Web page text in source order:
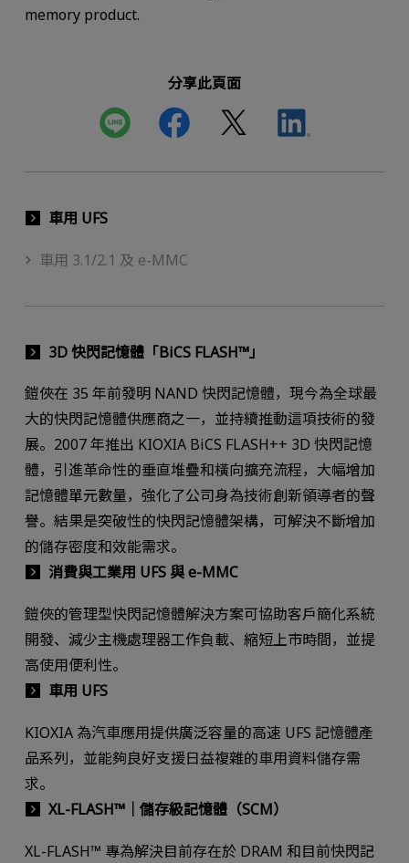
memory product.
分享此頁面
車用 UFS
車用 3.1/2.1 及 e-MMC
3D 快閃記憶體「BiCS FLASH™」
鎧俠在 35 年前發明 NAND 快閃記憶體，現今為全球最
大的快閃記憶體供應商之一，並持續推動這項技術的發
展。2007 年推出 KIOXIA BiCS FLASH++ 3D 快閃記憶
體，引進革命性的垂直堆疊和橫向擴充流程，大幅增加
記憶體單元數量，強化了公司身為技術創新領導者的聲
譽。結果是突破性的快閃記憶體架構，可解決不斷增加
的儲存密度和效能需求。
消費與工業用 UFS 與 e-MMC
鎧俠的管理型快閃記憶體解決方案可協助客戶簡化系統
開發、減少主機處理器工作負載、縮短上市時間，並提
高使用便利性。
車用 UFS
KIOXIA 為汽車應用提供廣泛容量的高速 UFS 記憶體產
品系列，並能夠良好支援日益複雜的車用資料儲存需
求。
XL-FLASH™｜儲存級記憶體（SCM）
XL-FLASH™ 專為解決目前存在於 DRAM 和目前快閃記